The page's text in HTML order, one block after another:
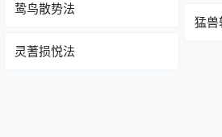
鸷鸟散势法
猛兽
灵蓍损悦法